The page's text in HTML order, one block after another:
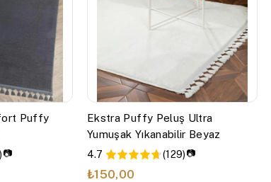
Puffy
📷
Ekstra Puffy Peluş Ultra
Yumuşak Yıkanabilir Beyaz
4.7 (129) 📷
₺150,00